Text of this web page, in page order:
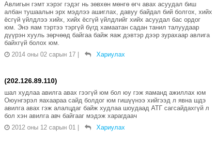
Авлигын гэмт хэрэг гэдэг нь зөвхөн мөнгө өгч авах асуудал биш
албан тушаалын эрх мэдлээ ашиглах, давуу байдал бий болгох, хийх
ёсгүй үйлдлээ хийх, хийх ёсгүй үйлдлийг хийх асуудал бас ордог
юм. Энэ яам тэртээ тэргүй бүгд хамаатан садан танил талуудаар
дүүрэн хууль зөрчөөд байгаа байж яаж дэвтэр дээр зурахаар авлига
байхгүй болох юм.
2014 оны 02 сарын 17
Хариулах
(202.126.89.110)
шал худлаа авилга авах гээгүй юм бол юу гэж яаманд ажиллах юм
Оюунгэрэл яахаараа сайд болдог юм гишүүнээ хийгээд л явна шдэ
авилга авах гэж алалцдаг байж худлаа шоудаад АТГ сагсайдахгүй л
бол хэн авилга авч байгааг мэдэж харагдаач
2012 оны 12 сарын 01
Хариулах